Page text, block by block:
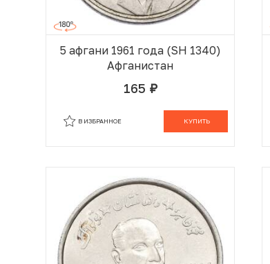
5 афгани 1961 года (SH 1340)
Афганистан
165 руб.
КУПИТЬ
В ИЗБРАННОЕ